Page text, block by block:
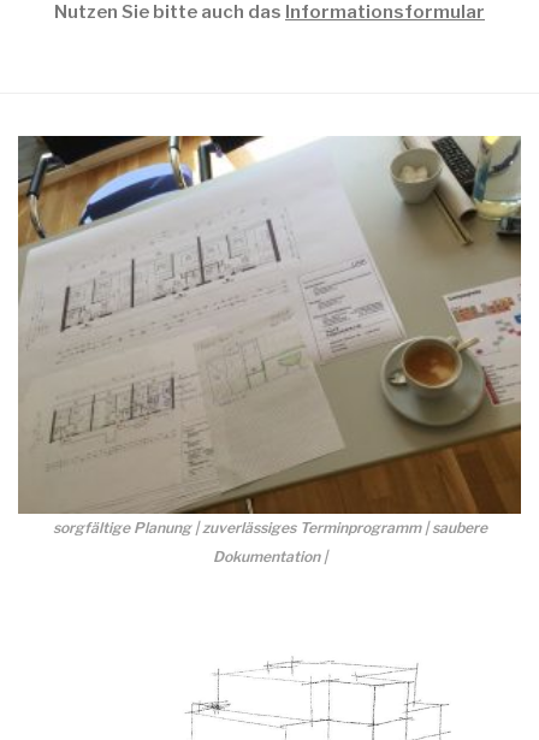
Nutzen Sie bitte auch das Informationsformular
sorgfältige Planung | zuverlässiges Terminprogramm | saubere
Dokumentation |